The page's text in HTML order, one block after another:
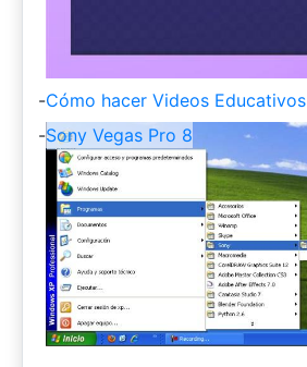
-Cómo hacer Videos Educativos
-Sony Vegas Pro 8